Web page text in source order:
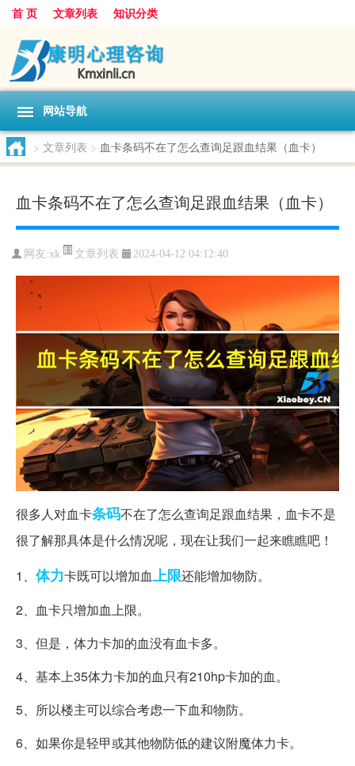
首 页 文章列表 知识分类
网站导航
> 文章列表 > 血卡条码不在了怎么查询足跟血结果（血卡）
血卡条码不在了怎么查询足跟血结果（血卡）
网友:xk 文章列表 2024-04-12 04:12:40
很多人对血卡条码不在了怎么查询足跟血结果，血卡不是
很了解那具体是什么情况呢，现在让我们一起来瞧瞧吧！
1、 体力卡既可以增加血上限还能增加物防。
2、血卡只增加血上限。
3、但是，体力卡加的血没有血卡多。
4、基本上35体力卡加的血只有210hp卡加的血。
5、所以楼主可以综合考虑一下血和物防。
6、如果你是轻甲或其他物防低的建议附魔体力卡。